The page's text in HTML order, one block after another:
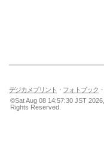
デジカメプリント ・ フォトブック ・
©Sat Aug 08 14:57:30 JST 2026,
Rights Reserved.